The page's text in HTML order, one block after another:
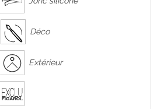
Déco
Extérieur